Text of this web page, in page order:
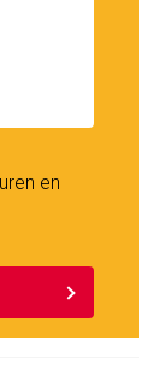
en